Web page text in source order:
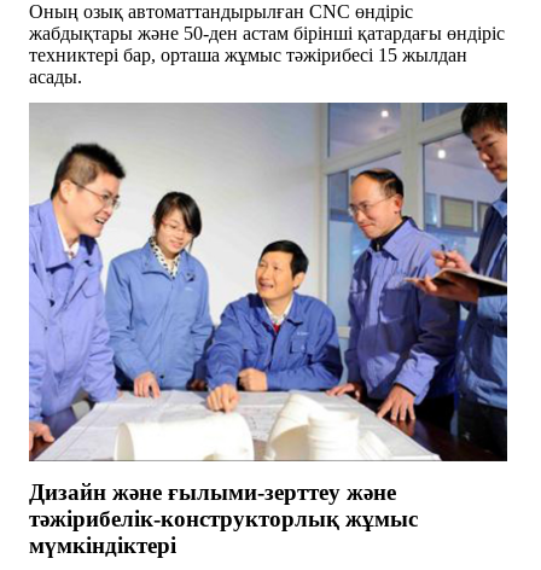
Оның озық автоматтандырылған CNC өндіріс
жабдықтары және 50-ден астам бірінші қатардағы өндіріс
техниктері бар, орташа жұмыс тәжірибесі 15 жылдан
асады.
Дизайн және ғылыми-зерттеу және
тәжірибелік-конструкторлық жұмыс
мүмкіндіктері